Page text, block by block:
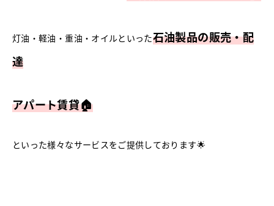
灯油・軽油・重油・オイルといった石油製品の販売・配
達
アパート賃貸🏠
といった様々なサービスをご提供しております🌟